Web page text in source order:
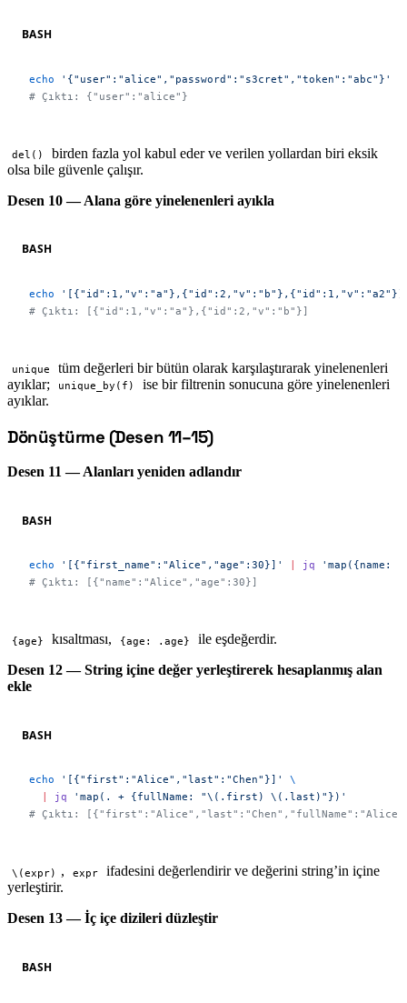
BASH
echo '{"user":"alice","password":"s3cret","token":"abc"}'
# Çıktı: {"user":"alice"}
del()
birden fazla yol kabul eder ve verilen yollardan biri eksik
olsa bile güvenle çalışır.
Desen 10 — Alana göre yinelenenleri ayıkla
BASH
echo
# Çıktı: [{"id":1,"v":"a"},{"id":2,"v":"b"}]
unique
tüm değerleri bir bütün olarak karşılaştırarak yinelenenleri
ayıklar;
unique_by(f)
ise bir filtrenin sonucuna göre yinelenenleri
ayıklar.
#
Dönüştürme (Desen 11–15)
Desen 11 — Alanları yeniden adlandır
BASH
echo '[{"first_name":"Alice","age":30}]' jq 'map({name:
# Çıktı: [{"name":"Alice","age":30}]
{age} kısaltması, {age: .age}
ile eşdeğerdir.
Desen 12 — String içine değer yerleştirerek hesaplanmış alan
ekle
BASH
echo '[{"first":"Alice","last":"Chen"}]'
\
jq 'map(. + {fullName: "\(.first) \(.last)"})'
# Çıktı: [{"first":"Alice","last":"Chen","fullName":"Alice
\(expr) , expr
ifadesini değerlendirir ve değerini string’in içine
yerleştirir.
Desen 13 — İç içe dizileri düzleştir
BASH